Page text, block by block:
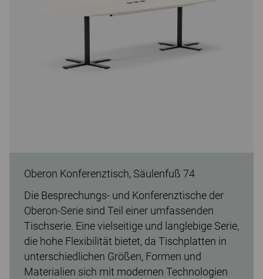
Oberon Konferenztisch, Säulenfuß 74
Die Besprechungs- und Konferenztische der
Oberon-Serie sind Teil einer umfassenden
Tischserie. Eine vielseitige und langlebige Serie,
die hohe Flexibilität bietet, da Tischplatten in
unterschiedlichen Größen, Formen und
Materialien sich mit modernen Technologien